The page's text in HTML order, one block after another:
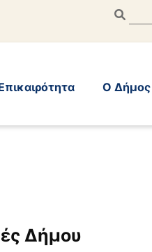
Ο Δήμος
Δήμου